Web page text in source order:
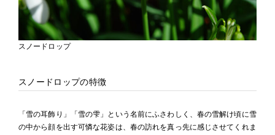
スノードロップ
スノードロップの特徴
「雪の耳飾り」「雪の雫」という名前にふさわしく、春の雪解け頃に雪
の中から顔を出す可憐な花姿は、春の訪れを真っ先に感じさせてくれま